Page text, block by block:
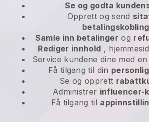
Se og godta
Opprett og send
Samle inn betalinger og
Rediger innhold ,
Service kundene dine med en
Få tilgang til din
Se og opprett
Administrer influencer-
Få tilgang til